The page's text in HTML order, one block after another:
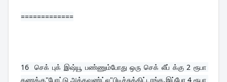
=============
16 செக் புக் இஷ்யூ பண்ணும்போது ஒரு செக் லீப் க்கு 2 ரூபா
கணக்கு"போட்டு அக்கவுண்ட்ல"பிடிச்சுக்கிட்டாங்க.இப்போ 4 ரூபா